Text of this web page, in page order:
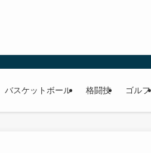
バスケットボール 格闘技 ゴルフ